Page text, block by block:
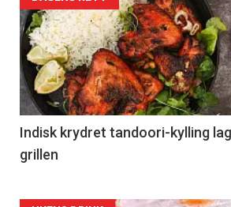
Indisk krydret tandoori-kylling
grillen